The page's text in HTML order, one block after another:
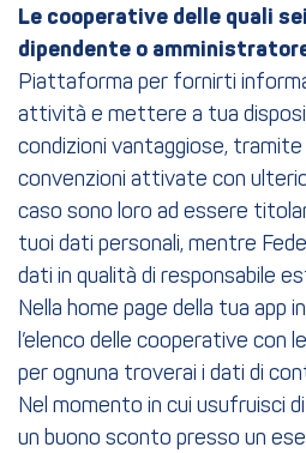
Le cooperative delle quali
dipendente o
Piattaforma per fornirti
attività e mettere a tua
condizioni vantaggiose,
convenzioni attivate con
caso sono loro ad essere
tuoi dati personali, mentre
dati in qualità di responsabile
Nella home page della tua app
l’elenco delle cooperative con
per ognuna troverai i dati di
Nel momento in cui usufruisci
un buono sconto presso un